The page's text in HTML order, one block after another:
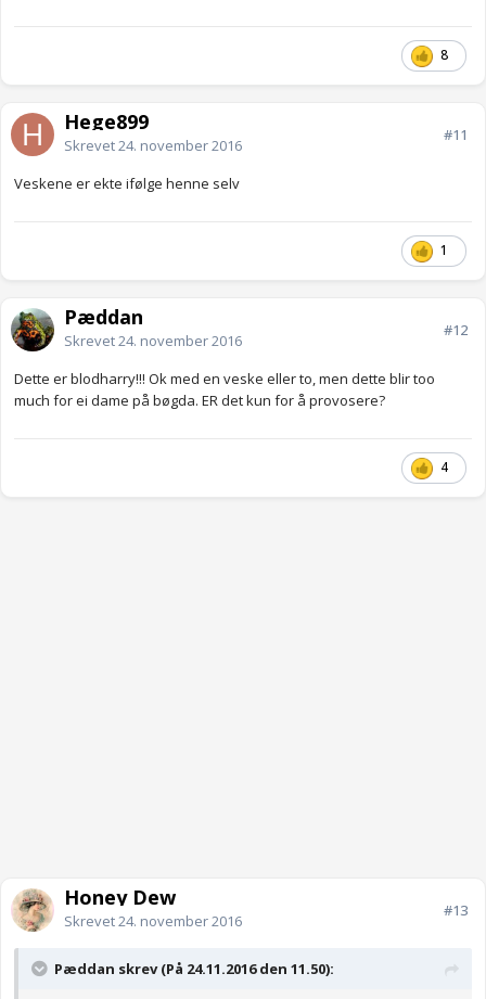
8
Hege899
Skrevet24. november 2016
#11
Veskene er ekte ifølge henne selv
1
Pæddan
Skrevet24. november 2016
#12
Dette er blodharry!!! Ok med en veske eller to, men dette blir too
much for ei dame på bøgda. ER det kun for å provosere?
4
Honey Dew
Skrevet24. november 2016
#13
Pæddan skrev (På 24.11.2016 den 11.50):